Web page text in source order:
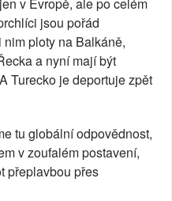
v Evropě, ale po celém
jsou pořád
ploty na Balkáně,
a nyní mají být
Turecko je deportuje zpět
tu globální odpovědnost,
v zoufalém postavení,
přeplavbou přes